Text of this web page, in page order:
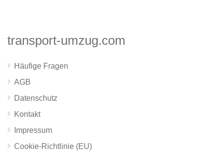
transport-umzug.com
Häufige Fragen
AGB
Datenschutz
Kontakt
Impressum
Cookie-Richtlinie (EU)